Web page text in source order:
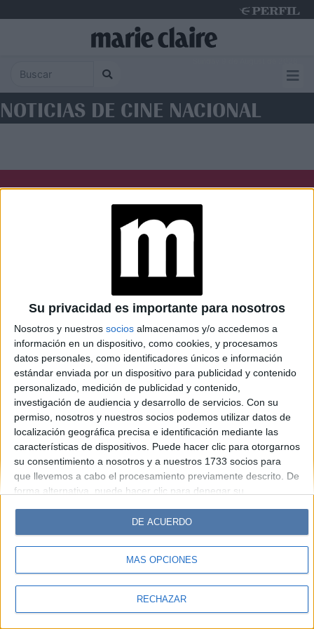
Su privacidad es importante para nosotros
Nosotros y nuestros socios almacenamos y/o accedemos a
información en un dispositivo, como cookies, y procesamos
datos personales, como identificadores únicos e información
estándar enviada por un dispositivo para publicidad y contenido
personalizado, medición de publicidad y contenido,
investigación de audiencia y desarrollo de servicios. Con su
permiso, nosotros y nuestros socios podemos utilizar datos de
localización geográfica precisa e identificación mediante las
características de dispositivos. Puede hacer clic para otorgarnos
su consentimiento a nosotros y a nuestros 1733 socios para
que llevemos a cabo el procesamiento previamente descrito. De
forma alternativa, puede hacer clic para denegar su
cambiar sus preferencias antes de otorgar su consentimiento.
Tenga en cuenta que algún procesamiento de sus datos
personales puede no requerir de su consentimiento, pero usted
tiene el derecho de rechazar tal procesamiento. Sus
sus preferencias o retirar su consentimiento en cualquier
MÁS OPCIONES
RECHAZAR
DE ACUERDO
NOTICIAS DE CINE NACIONAL
Caras Noticias
Weekend Parabrisas
Look
Luz Mía Lunateen Break BATimes
© Perfil.com 2006-2019 - Todos los derechos reservados
Registro de Propiedad Intelectual: Nro. 5346433